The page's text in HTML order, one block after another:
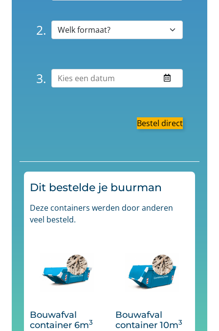
2.
3.
Bestel direct
Dit bestelde je buurman
Deze containers werden door anderen
veel besteld.
Bouwafval
container 6m3
Bouwafval
container 10m3